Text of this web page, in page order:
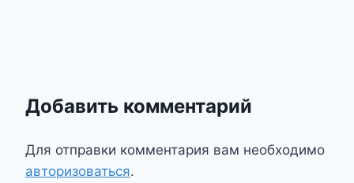
Добавить комментарий
Для отправки комментария вам необходимо
авторизоваться.